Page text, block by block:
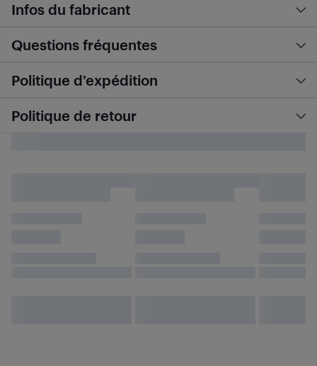
Infos du fabricant
Questions fréquentes
Politique d’expédition
Politique de retour